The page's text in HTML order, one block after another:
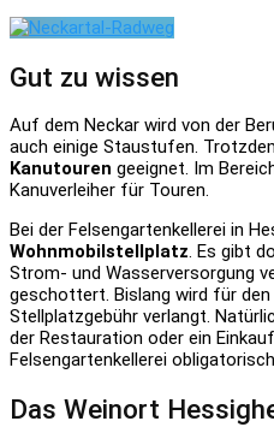
Gut zu wissen
Auf dem Neckar wird von der
auch einige Staustufen.
Kanutouren geeignet. Im
Kanuverleiher für Touren.
Bei der Felsengartenkellerei in
Wohnmobilstellplatz. Es gibt
Strom- und Wasserversorgung
geschottert. Bislang wird für
Stellplatzgebühr verlangt.
der Restauration oder ein
Felsengartenkellerei
Das Weinort